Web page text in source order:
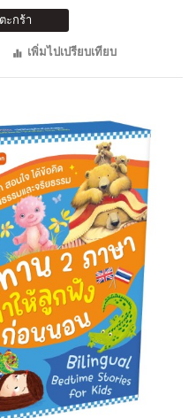
ะกร้า
เพิ่มไปเปรียบเทียบ